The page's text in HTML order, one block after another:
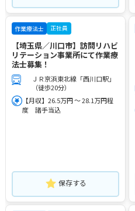
作業療法士 正社員
【埼玉県／川口市】訪問リハビ
リテーション事業所にて作業療
法士募集！
ＪＲ京浜東北線「西川口駅」
（徒歩20分）
【月収】26.5万円 ～ 28.1万円程
度 諸手当込
保存する